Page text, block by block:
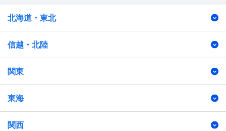
北海道・東北
信越・北陸
関東
東海
関西